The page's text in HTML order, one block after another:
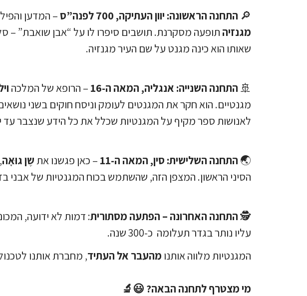
🔎 התחנה הראשונה: יוון העתיקה, 700 לפנה”ס – המדען
מגנזיה תופעה מסקרנת. תושבים סיפרו לו על “אבן שואבת” –
שאותו הוא כינה מגנט על שם העיר מגנזיה.
🚢 התחנה השנייה: אנגליה, המאה ה-16 – הרופא של המלכה
מגנטיים. הוא חקר את המגנטים לעומק וניסח חוקים בשני
לאנושות ספר מקיף על המגנטיות שכלל את כל הידע שנצבר עד
🌏 התחנה השלישית: סין, המאה ה-11 – כאן פגשנו את שֶן גוּאָה
הסיני הראשון. המצפן הזה, שהשתמש בכוח המגנטיות של אבני
🕵️התחנה האחרונה – הפתעה מסתורית: דמות לא ידועה,
עליו נותר בגדר תעלומה כ-300 שנה.
המגנטיות מלווה אותנו מהעבר אל העתיד, מחברת אותנו
מי מצטרף לתחנה הבאה? 😃🔬